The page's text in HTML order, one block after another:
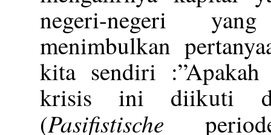
negeri-negeri
menimbulkan
kita sendiri
krisis ini diikuti
(Pasifistische